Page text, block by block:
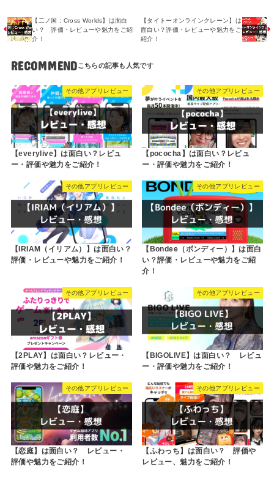
【二ノ国：Cross Worlds】は面白
い？ 評価・レビューや魅力をご紹
介！
【タイトーオンラインクレーン】は
面白い？評価・レビューや魅力をご
紹介！
RECOMMEND
その他アプリレビュー
【everylive】は面白い？レビュ
ー・評価や魅力をご紹介！
その他アプリレビュー
【pococha】は面白い？レビュ
ー・評価や魅力をご紹介！
その他アプリレビュー
【IRIAM（イリアム）】は面白い？
評価・レビューや魅力をご紹介！
その他アプリレビュー
【Bondee（ボンディー）】は面白
い？評価・レビューや魅力をご紹
介！
その他アプリレビュー
【2PLAY】は面白い？レビュー・
評価や魅力をご紹介！
その他アプリレビュー
【BIGOLIVE】は面白い？ レビュ
ー・評価や魅力をご紹介！
その他アプリレビュー
【恋庭】は面白い？ レビュー・
評価や魅力をご紹介！
その他アプリレビュー
【ふわっち】は面白い？ 評価や
レビュー、魅力をご紹介！